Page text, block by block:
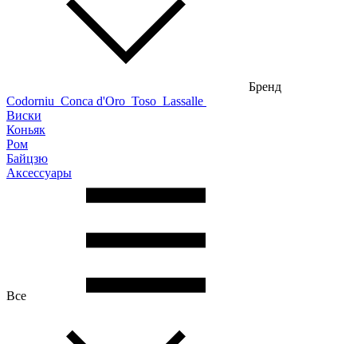
Бренд
Codorniu Conca d'Oro Toso Lassalle
Виски
Коньяк
Ром
Байцзю
Аксессуары
Все